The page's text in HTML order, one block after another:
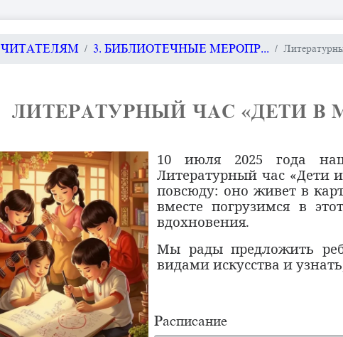
ЧИТАТЕЛЯМ 3. БИБЛИОТЕЧНЫЕ МЕРОПР...
ЛИТЕРАТУРНЫЙ ЧАС «ДЕТИ В
10 июля 2025 года
Литературный час «Дети
повсюду: оно живет в
вместе погрузимся в
вдохновения.
Мы рады предложить
видами искусства и
Расписание